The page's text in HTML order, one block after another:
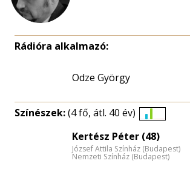
Rádióra alkalmazó:
Odze György
Színészek:(4 fő, átl. 40 év)
eloszlás
nagyítása
Kertész Péter (48)
József Attila Színház (Budapest)
Nemzeti Színház (Budapest)